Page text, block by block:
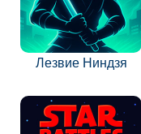
Лезвие Ниндзя